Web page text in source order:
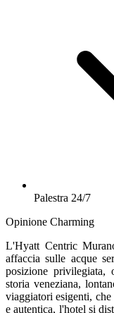
Palestra 24/7
Opinione Charming
L'Hyatt Centric
affaccia sulle acque
posizione privilegiata,
storia veneziana,
viaggiatori esigenti,
e autentica, l'hotel si